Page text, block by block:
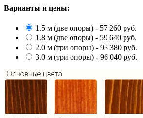
Варианты и цены:
1.5 м (две опоры) - 57 260 руб.
1.8 м (две опоры) - 59 640 руб.
2.0 м (три опоры) - 93 380 руб.
3.0 м (три опоры) - 96 040 руб.